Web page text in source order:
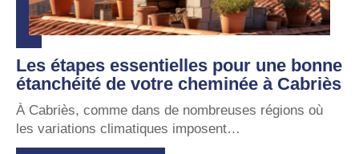
Les étapes essentielles pour une bonne
étanchéité de votre cheminée à Cabriès
À Cabriès, comme dans de nombreuses régions où
les variations climatiques imposent…